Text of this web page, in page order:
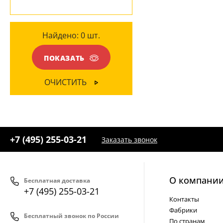
Найдено: 0 шт.
ПОКАЗАТЬ
ОЧИСТИТЬ
+7 (495) 255-03-21 Заказать звонок
Бесплатная доставка
+7 (495) 255-03-21
Бесплатный звонок по России
О
Контакты
Фабрики
По странам